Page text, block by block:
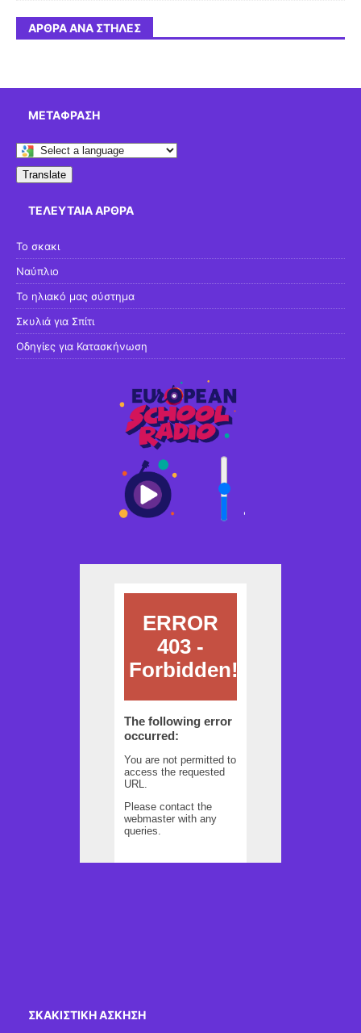
ΆΡΘΡΑ ΑΝΆ ΣΤΉΛΕΣ
ΜΕΤΆΦΡΑΣΗ
Translate
ΤΕΛΕΥΤΑΊΑ ΆΡΘΡΑ
Το σκακι
Ναύπλιο
Το ηλιακό μας σύστημα
Σκυλιά για Σπίτι
Οδηγίες για Κατασκήνωση
'
ΣΚΑΚΙΣΤΙΚΉ ΆΣΚΗΣΗ